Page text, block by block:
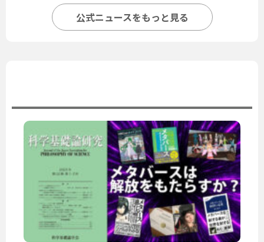
公式ニュースをもっと見る